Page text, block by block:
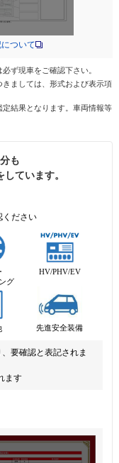
ついて
ず現車をご確認下さい。
ましては、形式および表示項
結果となります。車両情報等
も
しています。
ださい
グ
HV/PHV/EV
先進安全装備
要確認と表記されま
ます